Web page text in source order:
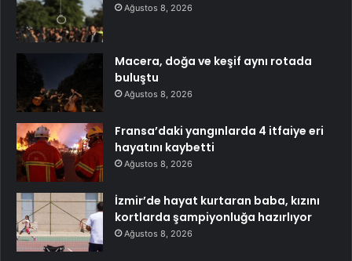
Ağustos 8, 2026
Macera, doğa ve keşif aynı rotada
buluştu
Ağustos 8, 2026
Fransa’daki yangınlarda 4 itfaiye eri
hayatını kaybetti
Ağustos 8, 2026
İzmir’de hayat kurtaran baba, kızını
kortlarda şampiyonluğa hazırlıyor
Ağustos 8, 2026